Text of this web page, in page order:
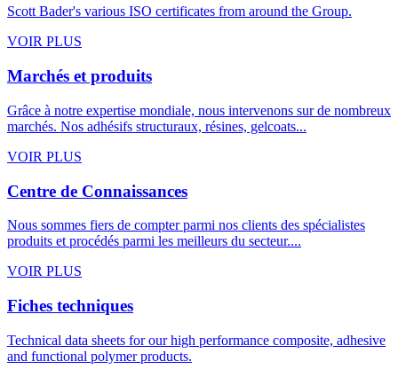
Scott Bader's various ISO certificates from around the Group.
VOIR PLUS
Marchés et produits
Grâce à notre expertise mondiale, nous intervenons sur de nombreux
marchés. Nos adhésifs structuraux, résines, gelcoats...
VOIR PLUS
Centre de Connaissances
Nous sommes fiers de compter parmi nos clients des spécialistes
produits et procédés parmi les meilleurs du secteur....
VOIR PLUS
Fiches techniques
Technical data sheets for our high performance composite, adhesive
and functional polymer products.